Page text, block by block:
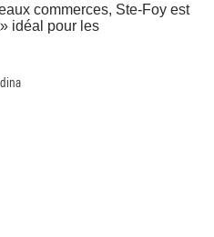
commerces, Ste-Foy est
idéal pour les